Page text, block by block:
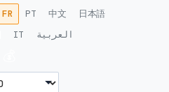
FR PT 中文
日本語
IT العربية